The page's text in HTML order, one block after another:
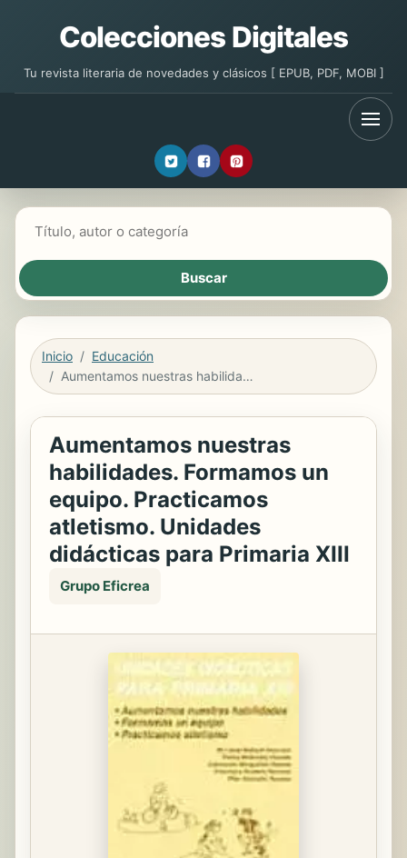
Colecciones Digitales
Tu revista literaria de novedades y clásicos [ EPUB, PDF, MOBI ]
Inicio
Educación
Aumentamos nuestras habilidades. Formamos un equipo. Practicamos atletismo. Unidades didácticas para Primaria XIII
Aumentamos nuestras
habilidades. Formamos un
equipo. Practicamos
atletismo. Unidades
didácticas para Primaria XIII
Grupo Eficrea